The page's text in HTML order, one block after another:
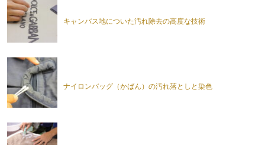
キャンバス地についた汚れ除去の高度な技術
ナイロンバッグ（かばん）の汚れ落としと染色